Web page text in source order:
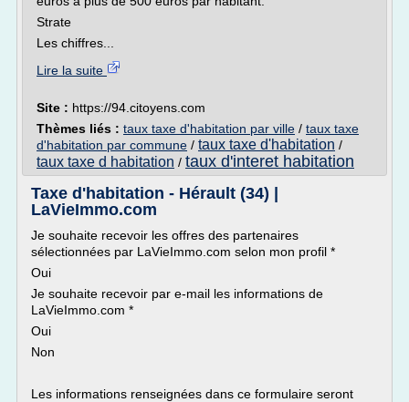
Strate
Les chiffres...
Lire la suite
Site : https://94.citoyens.com
Thèmes liés : taux taxe d'habitation par ville / taux taxe
d'habitation par commune / taux taxe d'habitation /
taux taxe d habitation / taux d'interet habitation
Taxe d'habitation - Hérault (34) |
LaVieImmo.com
Je souhaite recevoir les offres des partenaires
sélectionnées par LaVieImmo.com selon mon profil *
Oui
Je souhaite recevoir par e-mail les informations de
LaVieImmo.com *
Oui
Non
Les informations renseignées dans ce formulaire seront